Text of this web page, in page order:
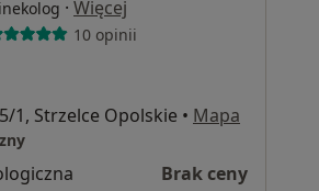
· Więcej
10 opinii
1, Strzelce Opolskie • Mapa
Brak ceny